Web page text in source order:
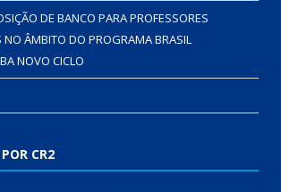
DE BANCO PARA PROFESSORES
NO ÂMBITO DO PROGRAMA BRASIL
NOVO CICLO
CR2